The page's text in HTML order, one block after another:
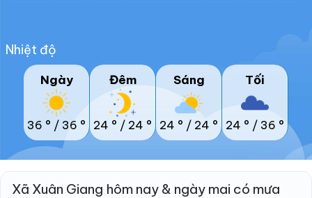
Nhiệt độ
Ngày
36 ° / 36 °
Đêm
24 ° / 24 °
Sáng
24 ° / 24 °
Tối
24 ° / 36 °
Xã Xuân Giang hôm nay & ngày mai có mưa